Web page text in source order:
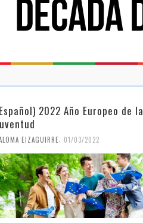
2022 Año Europeo de la
EIZAGUIRRE 01/03/2022